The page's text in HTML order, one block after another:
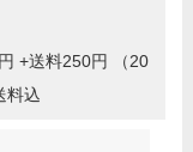
+送料250円 （20
料込